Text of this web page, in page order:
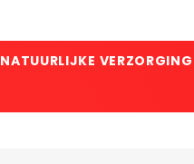
NATUURLIJKE